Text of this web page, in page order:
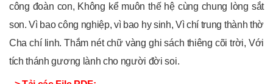
công đoàn con, Không kể muôn thế hệ cùng chung lòng sắt
son. Vì bao công nghiệp, vì bao hy sinh, Vì chí trung thành thờ
Cha chí linh. Thắm nét chữ vàng ghi sách thiêng cõi trời, Với
tích thánh gương lành cho người đời soi.